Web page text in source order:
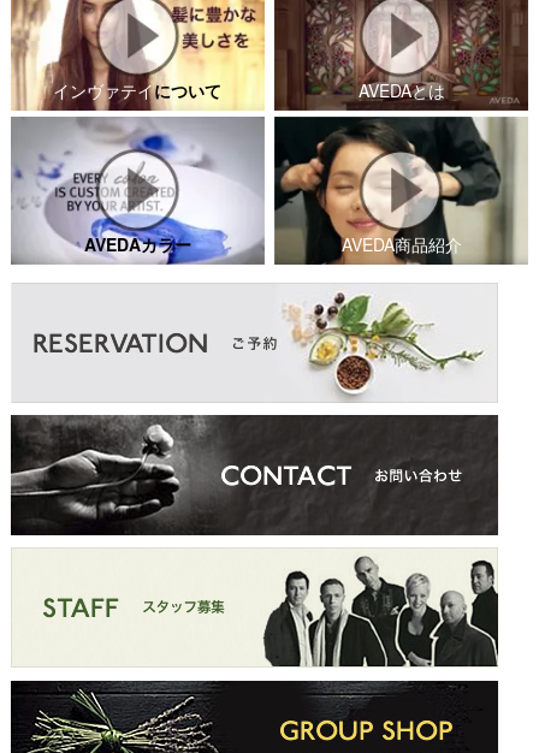
インヴァテイについて AVEDAとは
AVEDAカラー AVEDA商品紹介